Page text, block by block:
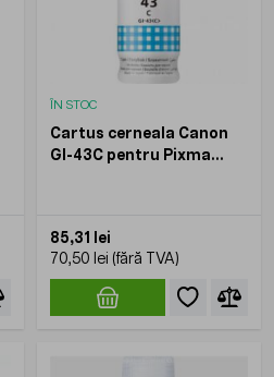
ÎN STOC
Cartus cerneala Canon
GI-43C pentru Pixma
85,31 lei
70,50 lei